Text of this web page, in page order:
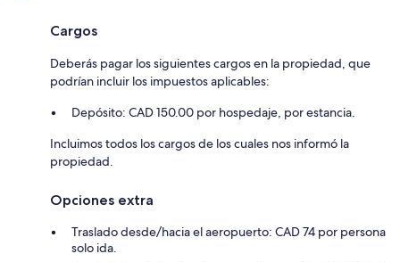
Cargos
Deberás pagar los siguientes cargos en la propiedad, que
podrían incluir los impuestos aplicables:
Depósito: CAD 150.00 por hospedaje, por estancia.
Incluimos todos los cargos de los cuales nos informó la
propiedad.
Opciones extra
Traslado desde/hacia el aeropuerto: CAD 74 por persona
solo ida.